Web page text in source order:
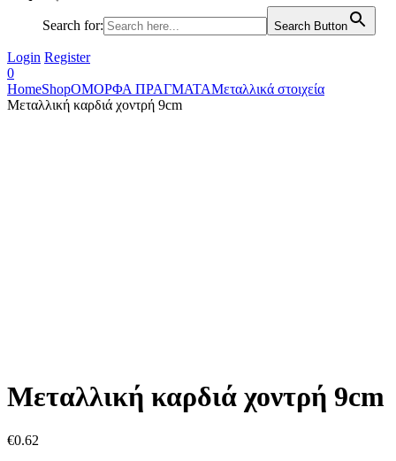
Search for: Search Button
Login Register
0
HomeShopΟΜΟΡΦΑ ΠΡΑΓΜΑΤΑΜεταλλικά στοιχεία
Μεταλλική καρδιά χοντρή 9cm
Μεταλλική καρδιά χοντρή 9cm
€0.62